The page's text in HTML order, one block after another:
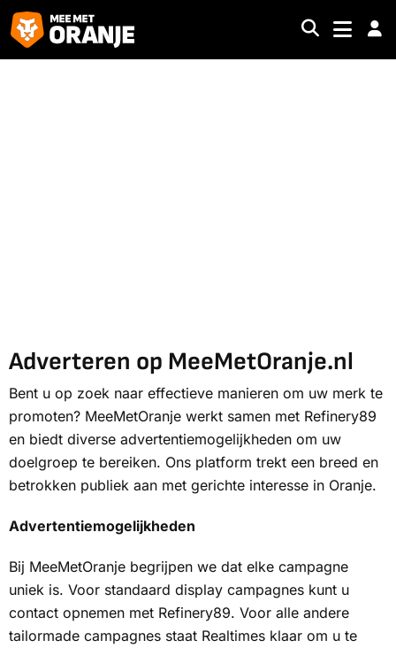
Adverteren op MeeMetOranje.nl
Bent u op zoek naar effectieve manieren om uw merk te
promoten? MeeMetOranje werkt samen met Refinery89
en biedt diverse advertentiemogelijkheden om uw
doelgroep te bereiken. Ons platform trekt een breed en
betrokken publiek aan met gerichte interesse in Oranje.
Advertentiemogelijkheden
Bij MeeMetOranje begrijpen we dat elke campagne
uniek is. Voor standaard display campagnes kunt u
contact opnemen met Refinery89. Voor alle andere
tailormade campagnes staat Realtimes klaar om u te